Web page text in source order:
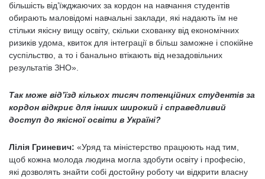
більшість від’їжджаючих за кордон на навчання студентів
обирають маловідомі навчальні заклади, які надають їм не
стільки якісну вищу освіту, скільки схованку від економічних
ризиків удома, квиток для інтеграції в більш заможне і спокійне
суспільство, а то і банально втікають від незадовільних
результатів ЗНО».
Так може від’їзд кількох тисяч потенційних студентів за
кордон відкриє для інших широкий і справедливий
доступ до якісної освіти в Україні?
Лілія Гриневич: «Уряд та міністерство працюють над тим,
щоб кожна молода людина могла здобути освіту і професію,
які дозволять знайти собі достойну роботу чи відкрити власну